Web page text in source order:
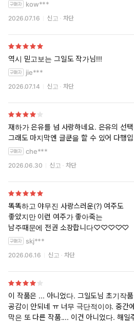
kow***
2026.07.16 신고 차단
역시 믿고보는 그일도 작가님!!!
jie***
2026.07.14 신고 차단
재하가 은유를 넘 사랑하네요. 은유의 선
그래도 마지막엔 글쿤을 할 수 있어 다행
che***
2026.06.30 신고 차단
똑똑하고 야무진 사랑스러운(?) 여주도
좋았지만 이런 여주가 좋아죽는
남주때문에 전권 소장합니다♡♡♡♡♡
skj***
2026.06.16 신고 차단
이 작품은 ... 아니었다. 그일도님 초기작
공감이 안되네 ㅠ 너무 극단적이야. 중간
막은 또 다른 작품.... 이건 아니었다. 해